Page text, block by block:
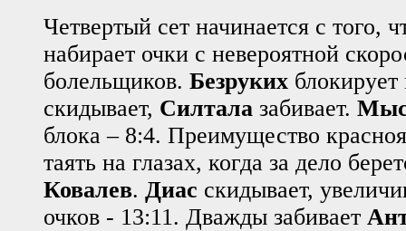
Четвертый сет начинается с того,
набирает очки с невероятной
болельщиков. Безруких
скидывает, Силтала забивает.
блока – 8:4. Преимущество
таять на глазах, когда за дело
Ковалев. Диас скидывает,
очков - 13:11. Дважды забивает